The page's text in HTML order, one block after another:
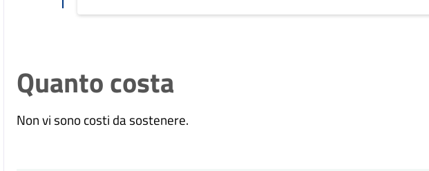
Quanto costa
Non vi sono costi da sostenere.